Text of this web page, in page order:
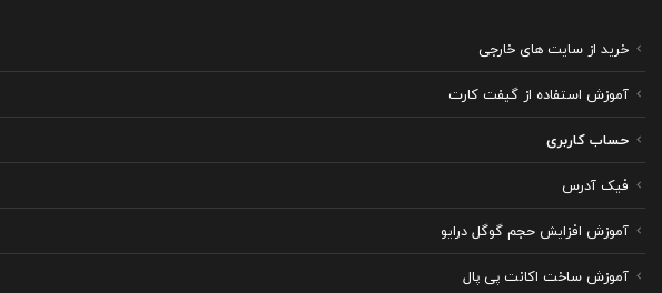
خرید از سایت های خارجی
آموزش استفاده از گیفت کارت
حساب کاربری
فیک آدرس
آموزش افزایش حجم گوگل درایو
آموزش ساخت اکانت پی پال